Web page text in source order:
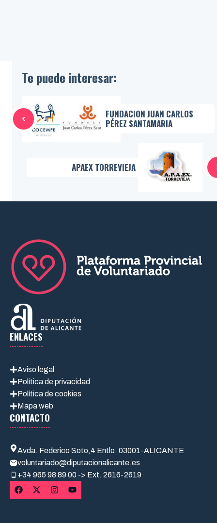
Te puede interesar:
FUNDACION JUAN CARLOS
PÉREZ SANTAMARIA
APAEX TORREVIEJA
ENLACES
Aviso legal
Política de privacidad
Política de cookies
Mapa web
CONTACTO
Avda. Federico Soto,4 Entlo. 03001-ALICANTE
voluntariado@diputacionalicante.es
+34 965 98 89 00 -> Ext. 2616-2619